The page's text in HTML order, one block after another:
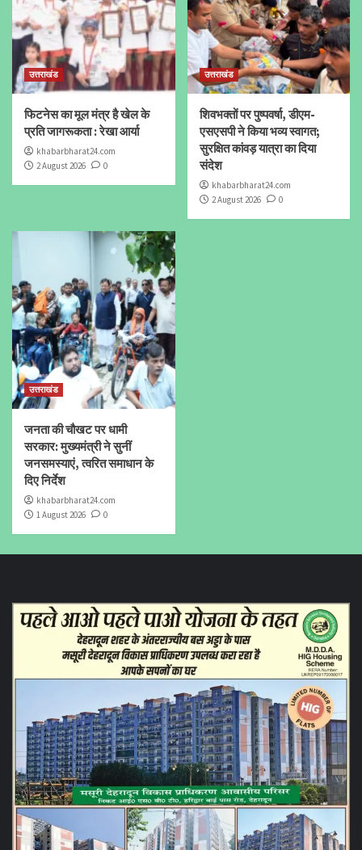
उत्तराखंड
फिटनेस का मूल मंत्र है खेल के
प्रति जागरूकता : रेखा आर्या
khabarbharat24.com
2 August 2026
0
उत्तराखंड
शिवभक्तों पर पुष्पवर्षा, डीएम-
एसएसपी ने किया भव्य स्वागत;
सुरक्षित कांवड़ यात्रा का दिया
संदेश
khabarbharat24.com
2 August 2026
0
उत्तराखंड
जनता की चौखट पर धामी
सरकार: मुख्यमंत्री ने सुनीं
जनसमस्याएं, त्वरित समाधान के
दिए निर्देश
khabarbharat24.com
1 August 2026
0